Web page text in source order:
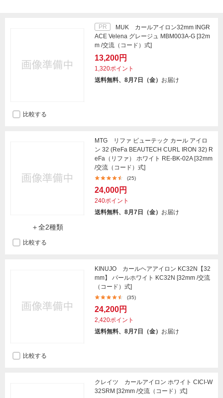
PR
MUK カールアイロン32mm INGR
ACE Velena グレージュ MBM003A-G [32m
m /交流（コード）式]
13,200円
1,320ポイント
送料無料、8月7日（金） お届け
比較する
＋全2種類
MTG リファ ビューテック カール アイロ
ン 32 (ReFa BEAUTECH CURL IRON 32) R
eFa（リファ） ホワイト RE-BK-02A [32mm
/交流（コード）式]
(25)
24,000円
240ポイント
送料無料、8月7日（金） お届け
比較する
KINUJO カールヘアアイロン KC32N【32
mm】 パールホワイト KC32N [32mm /交流
（コード）式]
(35)
24,200円
2,420ポイント
送料無料、8月7日（金） お届け
比較する
クレイツ カールアイロン ホワイト CICI-W
32SRM [32mm /交流（コード）式]